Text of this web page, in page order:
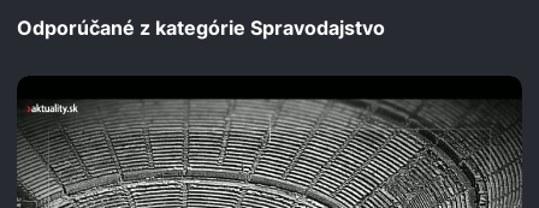
Odporúčané z kategórie Spravodajstvo